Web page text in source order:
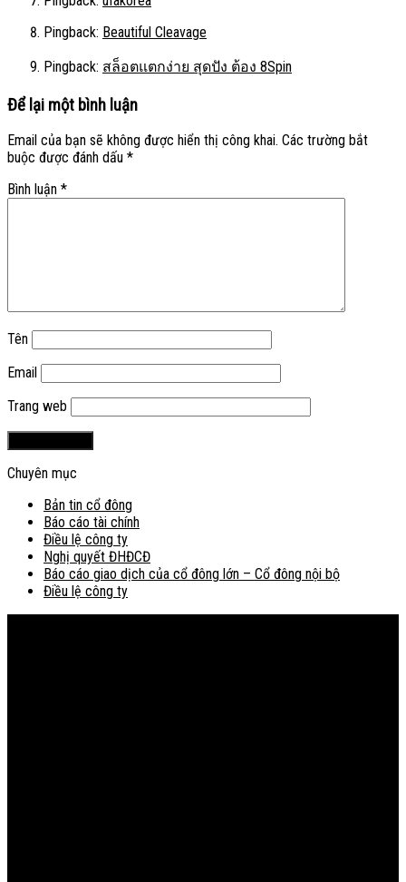
Pingback: Beautiful Cleavage
Pingback: สล็อตแตกง่าย สุดปัง ต้อง 8Spin
Để lại một bình luận
Email của bạn sẽ không được hiển thị công khai. Các trường bắt
buộc được đánh dấu *
Bình luận *
Tên
Email
Trang web
Chuyên mục
Bản tin cổ đông
Báo cáo tài chính
Điều lệ công ty
Nghị quyết ĐHĐCĐ
Báo cáo giao dịch của cổ đông lớn – Cổ đông nội bộ
Điều lệ công ty